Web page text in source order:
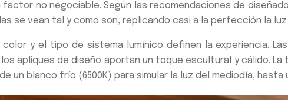
factor no negociable. Según las recomendaciones de
se vean tal y como son, replicando casi a la perfección la luz
color y el tipo de sistema lumínico definen la experiencia.
apliques de diseño aportan un toque escultural y cálido. La
un blanco frío (6500K) para simular la luz del mediodía, hasta